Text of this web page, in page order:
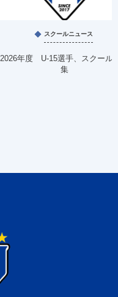
スクールニュース
2026年度 U-15選手、スクール
集